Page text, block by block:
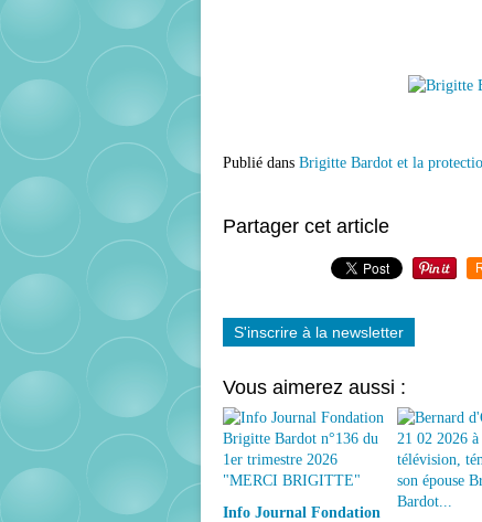
Publié dans Brigitte Bardot et la
Partager cet article
S'inscrire à la newsletter
Vous aimerez aussi :
Info Journal Fondation